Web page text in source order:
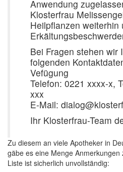
Anwendung
Klosterfrau
Heilpflanzen weiterhin
Bei Fragen stehen wir
folgenden
Vefügung
Telefon: 0221 xxxx-x,
xxx
E-Mail:
Ihr Klosterfrau-Team
Zu diesem an viele Apotheker in
gäbe es eine Menge
Liste ist sicherlich unvollständig: